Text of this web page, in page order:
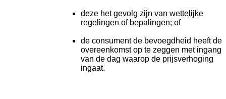
deze het gevolg zijn van wettelijke
regelingen of bepalingen; of
de consument de bevoegdheid heeft de
overeenkomst op te zeggen met ingang
van de dag waarop de prijsverhoging
ingaat.